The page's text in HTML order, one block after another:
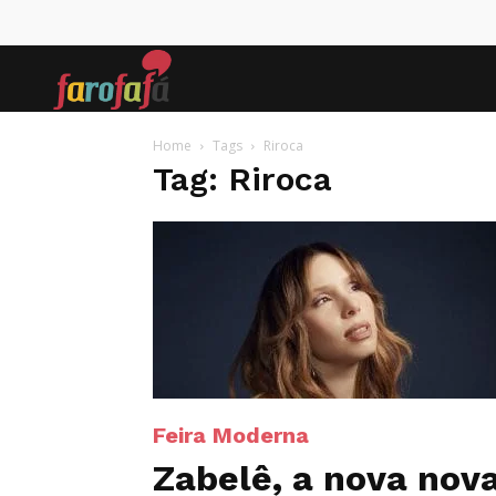
Home Tags Riroca
Tag: Riroca
Feira Moderna
Zabelê, a nova